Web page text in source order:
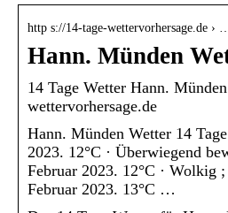
http s://14-tage-wettervorhersage.de ›
Hann. Münden
14 Tage Wetter Hann.
wettervorhersage.de
Hann. Münden Wetter 14
2023. 12°C · Überwiegend
Februar 2023. 12°C · Wolkig
Februar 2023. 13°C …